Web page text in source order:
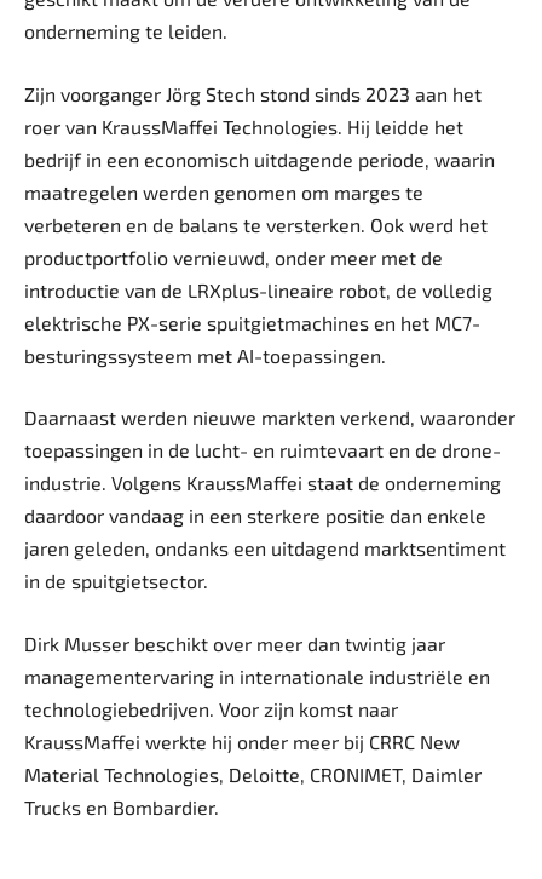
onderneming te leiden.
Zijn voorganger Jörg Stech stond sinds 2023 aan het
roer van KraussMaffei Technologies. Hij leidde het
bedrijf in een economisch uitdagende periode, waarin
maatregelen werden genomen om marges te
verbeteren en de balans te versterken. Ook werd het
productportfolio vernieuwd, onder meer met de
introductie van de LRXplus-lineaire robot, de volledig
elektrische PX-serie spuitgietmachines en het MC7-
besturingssysteem met AI-toepassingen.
Daarnaast werden nieuwe markten verkend, waaronder
toepassingen in de lucht- en ruimtevaart en de drone-
industrie. Volgens KraussMaffei staat de onderneming
daardoor vandaag in een sterkere positie dan enkele
jaren geleden, ondanks een uitdagend marktsentiment
in de spuitgietsector.
Dirk Musser beschikt over meer dan twintig jaar
managementervaring in internationale industriële en
technologiebedrijven. Voor zijn komst naar
KraussMaffei werkte hij onder meer bij CRRC New
Material Technologies, Deloitte, CRONIMET, Daimler
Trucks en Bombardier.